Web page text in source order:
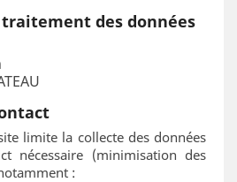
traitement des données
limite la collecte des données
nécessaire (minimisation des
: